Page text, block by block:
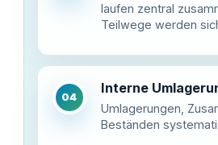
laufen zentral
Teilwege werden
04
Interne
Umlagerungen,
Beständen